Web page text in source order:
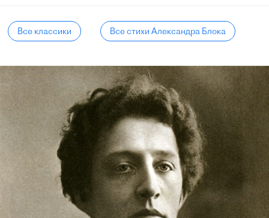
Все классики Все стихи Александра Блока